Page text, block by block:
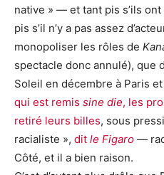
native » — et tant pis s’ils
pis s’il n’y a pas assez
monopoliser les rôles de
spectacle donc annulé), que
Soleil en décembre à Paris
qui est remis sine die, les
retiré leurs billes, sous
racialiste », dit le Figaro —
Côté, et il a bien raison.